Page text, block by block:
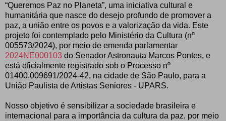
“Queremos Paz no Planeta”, uma iniciativa cultural e
humanitária que nasce do desejo profundo de promover a
paz, a união entre os povos e a valorização da vida. Este
projeto foi contemplado pelo Ministério da Cultura (nº
005573/2024), por meio de emenda parlamentar
2024NE000103 do Senador Astronauta Marcos Pontes, e
está oficialmente registrado sob o Processo nº
01400.009691/2024-42, na cidade de São Paulo, para a
União Paulista de Artistas Seniores - UPARS.
Nosso objetivo é sensibilizar a sociedade brasileira e
internacional para a importância da cultura da paz, por meio